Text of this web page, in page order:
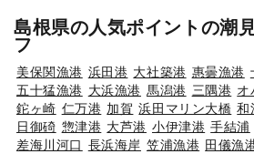
島根県の人気ポイントの潮
フ
美保関漁港 浜田港 大社築港 惠曇漁港
五十猛漁港 大浜漁港 馬潟港 三隅港 オ
鉈ヶ崎 仁万港 加賀 浜田マリン大橋 和
日御碕 惣津港 大芦港 小伊津港 手結浦
差海川河口 長浜海岸 笠浦漁港 田儀漁